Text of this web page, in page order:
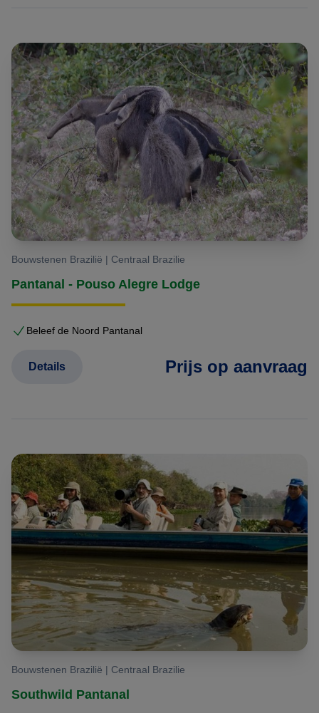
Bouwstenen Brazilië | Centraal Brazilie
Pantanal - Pouso Alegre Lodge
Beleef de Noord Pantanal
Prijs op aanvraag
Details
Bouwstenen Brazilië | Centraal Brazilie
Southwild Pantanal